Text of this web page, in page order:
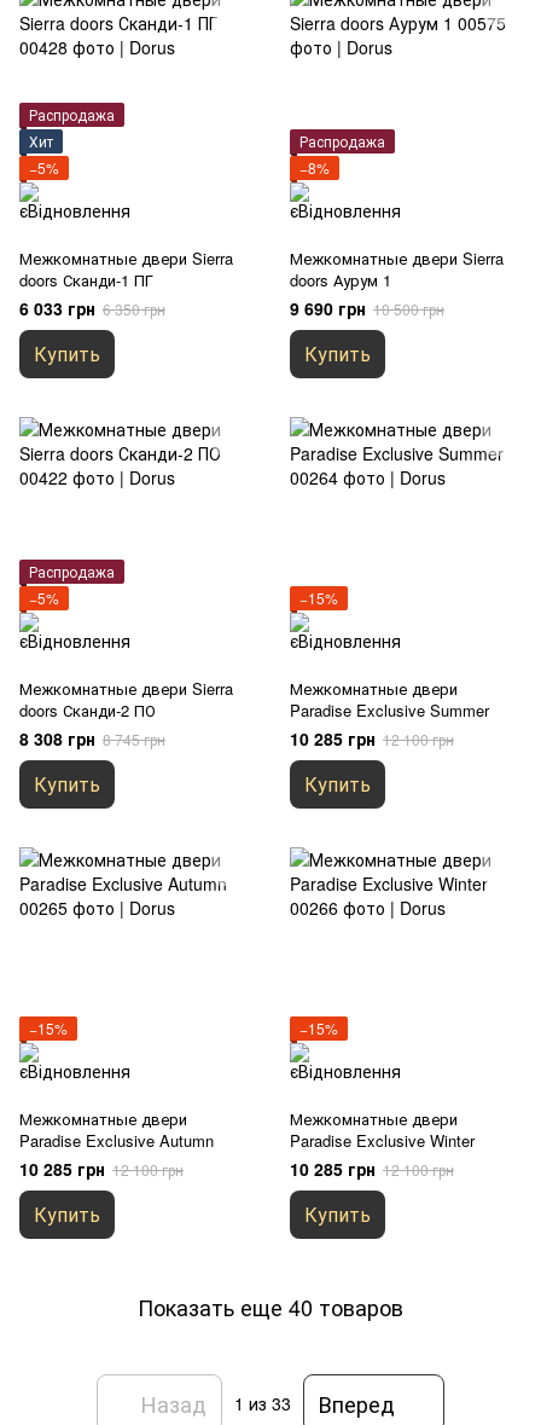
Распродажа
Хит
−5%
Межкомнатные двери Sierra
doors Сканди-1 ПГ
6 033 грн 6 350 грн
Купить
Распродажа
−8%
Межкомнатные двери Sierra
doors Аурум 1
9 690 грн 10 500 грн
Купить
Распродажа
−5%
Межкомнатные двери Sierra
doors Сканди-2 ПО
8 308 грн 8 745 грн
Купить
−15%
Межкомнатные двери
Paradise Exclusive Summer
10 285 грн 12 100 грн
Купить
−15%
Межкомнатные двери
Paradise Exclusive Autumn
10 285 грн 12 100 грн
Купить
−15%
Межкомнатные двери
Paradise Exclusive Winter
10 285 грн 12 100 грн
Купить
Показать еще 40 товаров
Назад 1 из 33 Вперед